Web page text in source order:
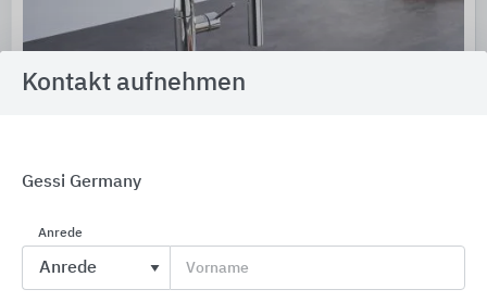
Kontakt aufnehmen
Gessi Germany
Anrede
Vorname